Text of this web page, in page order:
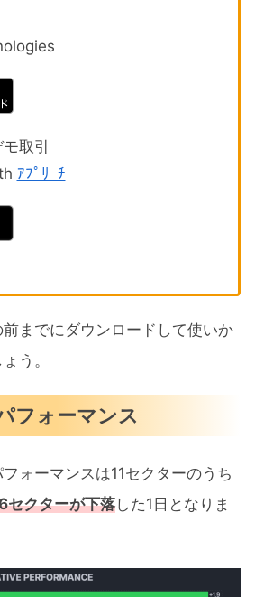
取引
ｱﾌﾟﾘｰﾁ
までにダウンロードして使いか
う。
フォーマンス
ォーマンスは11セクターのうち
セクターが下落した1日となりま